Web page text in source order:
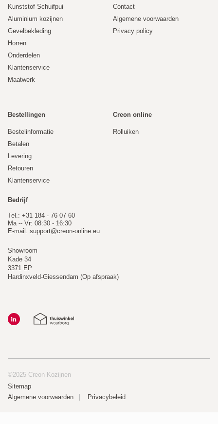
Kunststof Schuifpui
Aluminium kozijnen
Gevelbekleding
Horren
Onderdelen
Klantenservice
Maatwerk
Contact
Algemene voorwaarden
Privacy policy
Bestellingen
Bestelinformatie
Betalen
Levering
Retouren
Klantenservice
Creon online
Rolluiken
Bedrijf
Tel.: +31 184 - 76 07 60
Ma -- Vr: 08:30 - 16:30
E-mail: support@creon-online.eu
Showroom
Kade 34
3371 EP
Hardinxveld-Giessendam (Op afspraak)
©2025 Creon Kozijnen
Sitemap
Algemene voorwaarden
Privacybeleid